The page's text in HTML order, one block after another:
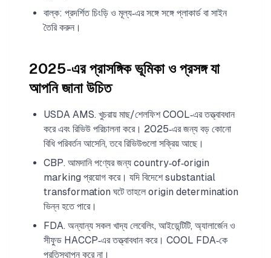
বাল্ক: প্রদর্শিত চিংড়ি ও মূল্য‑এর সঙ্গে সঙ্গে প্লাকার্ড বা সাইন
তৈরি করুন।
2025‑এর প্রাসঙ্গিক ভূমিকা ও প্রসঙ্গ যা
আপনি জানা উচিত
USDA AMS. খুচরায় মাছ/শেলফিশ COOL‑এর তত্ত্বাবধান
করে এবং রিভিউ পরিচালনা করে। 2025‑এর জন্য বড় কোনো
বিধি পরিবর্তন আসেনি, তবে রিভিউগুলো সক্রিয় আছে।
CBP. আমদানি পণ্যের জন্য country‑of‑origin
marking প্রয়োগ করে। যদি বিদেশে substantial
transformation ঘটে তাহলে origin determination
ভিন্ন হতে পারে।
FDA. অন্যান্য সকল খাদ্য লেবেলিং, আইডেন্টিটি, অ্যালার্জেন ও
সীফুড HACCP‑এর তত্ত্বাবধান করে। COOL FDA‑কে
প্রতিস্থাপন করে না।